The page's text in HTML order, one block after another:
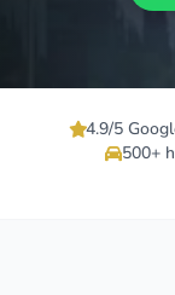
4.9/5
500+